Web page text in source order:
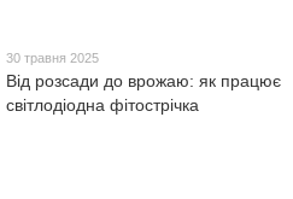
30 травня 2025
Від розсади до врожаю: як працює
світлодіодна фітострічка